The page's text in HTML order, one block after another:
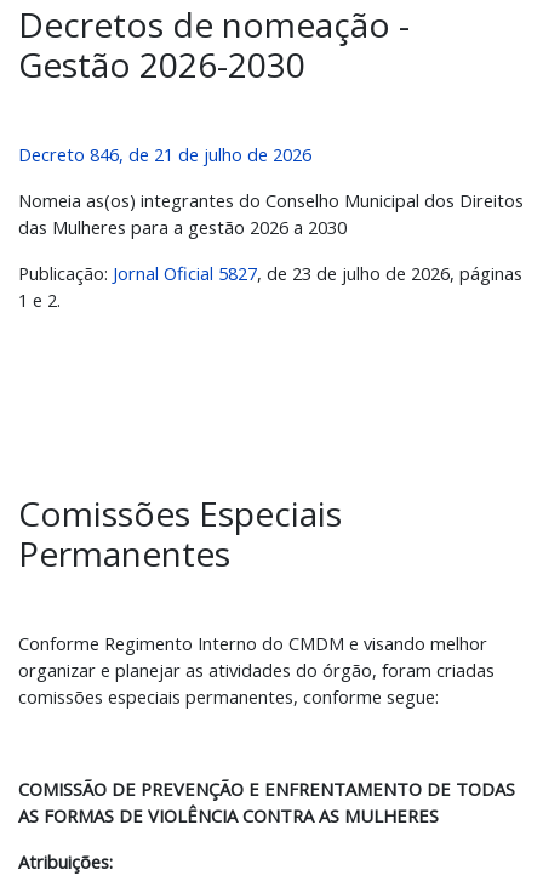
Decretos de nomeação -
Gestão 2026-2030
Decreto 846, de 21 de julho de 2026
Nomeia as(os) integrantes do Conselho Municipal dos Direitos
das Mulheres para a gestão 2026 a 2030
Publicação: Jornal Oficial 5827, de 23 de julho de 2026, páginas
1 e 2.
Comissões Especiais
Permanentes
Conforme Regimento Interno do CMDM e visando melhor
organizar e planejar as atividades do órgão, foram criadas
comissões especiais permanentes, conforme segue:
COMISSÃO DE PREVENÇÃO E ENFRENTAMENTO DE TODAS
AS FORMAS DE VIOLÊNCIA CONTRA AS MULHERES
Atribuições: